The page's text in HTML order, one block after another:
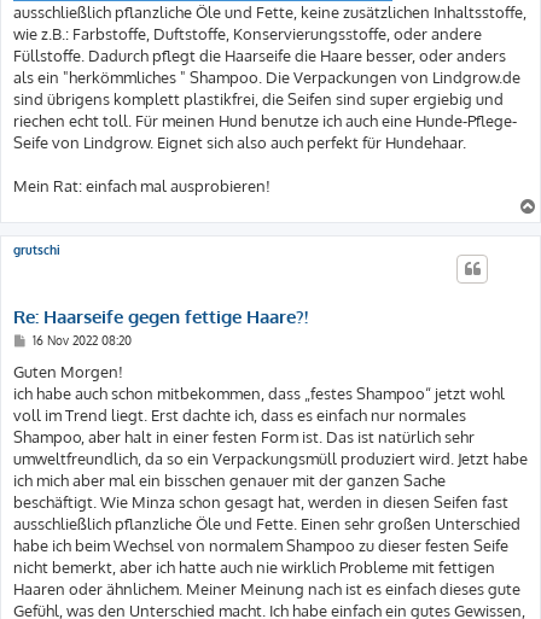
ausschließlich pflanzliche Öle und Fette, keine zusätzlichen Inhaltsstoffe,
wie z.B.: Farbstoffe, Duftstoffe, Konservierungsstoffe, oder andere
Füllstoffe. Dadurch pflegt die Haarseife die Haare besser, oder anders
als ein "herkömmliches " Shampoo. Die Verpackungen von Lindgrow.de
sind übrigens komplett plastikfrei, die Seifen sind super ergiebig und
riechen echt toll. Für meinen Hund benutze ich auch eine Hunde-Pflege-
Seife von Lindgrow. Eignet sich also auch perfekt für Hundehaar.
Mein Rat: einfach mal ausprobieren!
grutschi
Re: Haarseife gegen fettige Haare?!
B
i
t
r
a
g
16 Nov 2022 08:20
Guten Morgen!
ich habe auch schon mitbekommen, dass „festes Shampoo“ jetzt wohl
voll im Trend liegt. Erst dachte ich, dass es einfach nur normales
Shampoo, aber halt in einer festen Form ist. Das ist natürlich sehr
umweltfreundlich, da so ein Verpackungsmüll produziert wird. Jetzt habe
ich mich aber mal ein bisschen genauer mit der ganzen Sache
beschäftigt. Wie Minza schon gesagt hat, werden in diesen Seifen fast
ausschließlich pflanzliche Öle und Fette. Einen sehr großen Unterschied
habe ich beim Wechsel von normalem Shampoo zu dieser festen Seife
nicht bemerkt, aber ich hatte auch nie wirklich Probleme mit fettigen
Haaren oder ähnlichem. Meiner Meinung nach ist es einfach dieses gute
Gefühl, was den Unterschied macht. Ich habe einfach ein gutes Gewissen,